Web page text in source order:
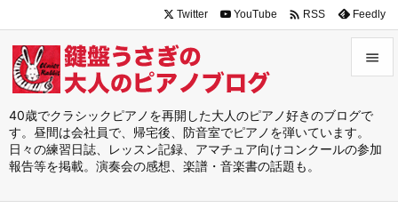
40歳でクラシックピアノを再開した大人のピアノ好きのブログで
す。昼間は会社員で、帰宅後、防音室でピアノを弾いています。
日々の練習日誌、レッスン記録、アマチュア向けコンクールの参加
報告等を掲載。演奏会の感想、楽譜・音楽書の話題も。

メニュ

サイド
前へ
Twitter YouTube  RSS Feedly